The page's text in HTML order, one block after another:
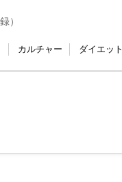
）
カルチャー ダイエット